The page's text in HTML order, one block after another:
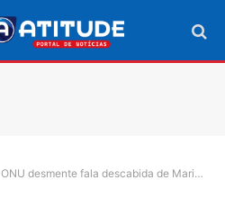
ONU desmente fala descabida de Marina sobre fome no Brasil